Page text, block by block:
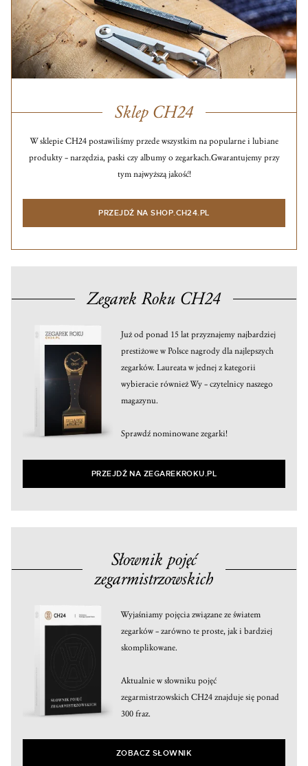
Sklep CH24
W sklepie CH24 postawiliśmy przede wszystkim na popularne i lubiane
produkty – narzędzia, paski czy albumy o zegarkach.Gwarantujemy przy
tym najwyższą jakość!
PRZEJDŹ NA SHOP.CH24.PL
Zegarek Roku CH24
Już od ponad 15 lat przyznajemy najbardziej
prestiżowe w Polsce nagrody dla najlepszych
zegarków. Laureata w jednej z kategorii
wybieracie również Wy – czytelnicy naszego
magazynu.
Sprawdź nominowane zegarki!
PRZEJDŹ NA ZEGAREKROKU.PL
Słownik pojęć
zegarmistrzowskich
Wyjaśniamy pojęcia związane ze światem
zegarków – zarówno te proste, jak i bardziej
skomplikowane.
Aktualnie w słowniku pojęć
zegarmistrzowskich CH24 znajduje się ponad
300 fraz.
ZOBACZ SŁOWNIK